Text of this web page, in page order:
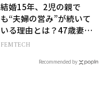
結婚15年、2児の親で
も“夫婦の営み”が続いて
いる理由とは？47歳妻が
実践する【レスにならな
FEMTECH
Recommended by